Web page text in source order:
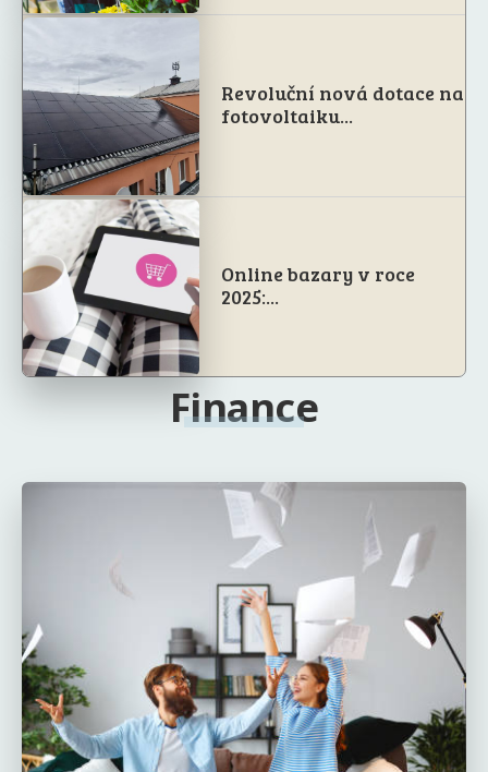
Revoluční nová dotace na
fotovoltaiku...
Online bazary v roce
2025:...
Finance